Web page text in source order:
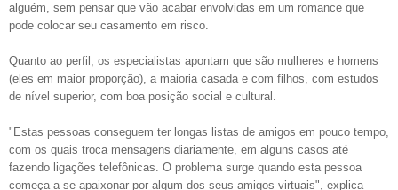
alguém, sem pensar que vão acabar envolvidas em um romance que
pode colocar seu casamento em risco.
Quanto ao perfil, os especialistas apontam que são mulheres e homens
(eles em maior proporção), a maioria casada e com filhos, com estudos
de nível superior, com boa posição social e cultural.
"Estas pessoas conseguem ter longas listas de amigos em pouco tempo,
com os quais troca mensagens diariamente, em alguns casos até
fazendo ligações telefônicas. O problema surge quando esta pessoa
começa a se apaixonar por algum dos seus amigos virtuais", explica